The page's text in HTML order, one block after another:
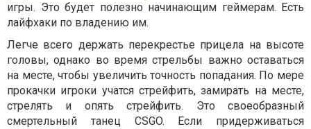
игры. Это будет полезно начинающим геймерам. Есть
лайфхаки по владению им.
Легче всего держать перекрестье прицела на высоте
головы, однако во время стрельбы важно оставаться
на месте, чтобы увеличить точность попадания. По мере
прокачки игроки учатся стрейфить, замирать на месте,
стрелять и опять стрейфить. Это своеобразный
смертельный танец CSGO. Если придерживаться